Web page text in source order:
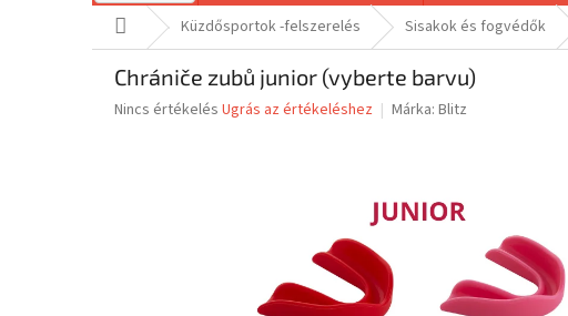
KezdőlapKüzdősportok -felszerelés Sisakok és fogvédők
Chrániče zubů junior (vyberte barvu)
A
Nincs értékelés Ugrás az értékeléshez Márka: Blitz